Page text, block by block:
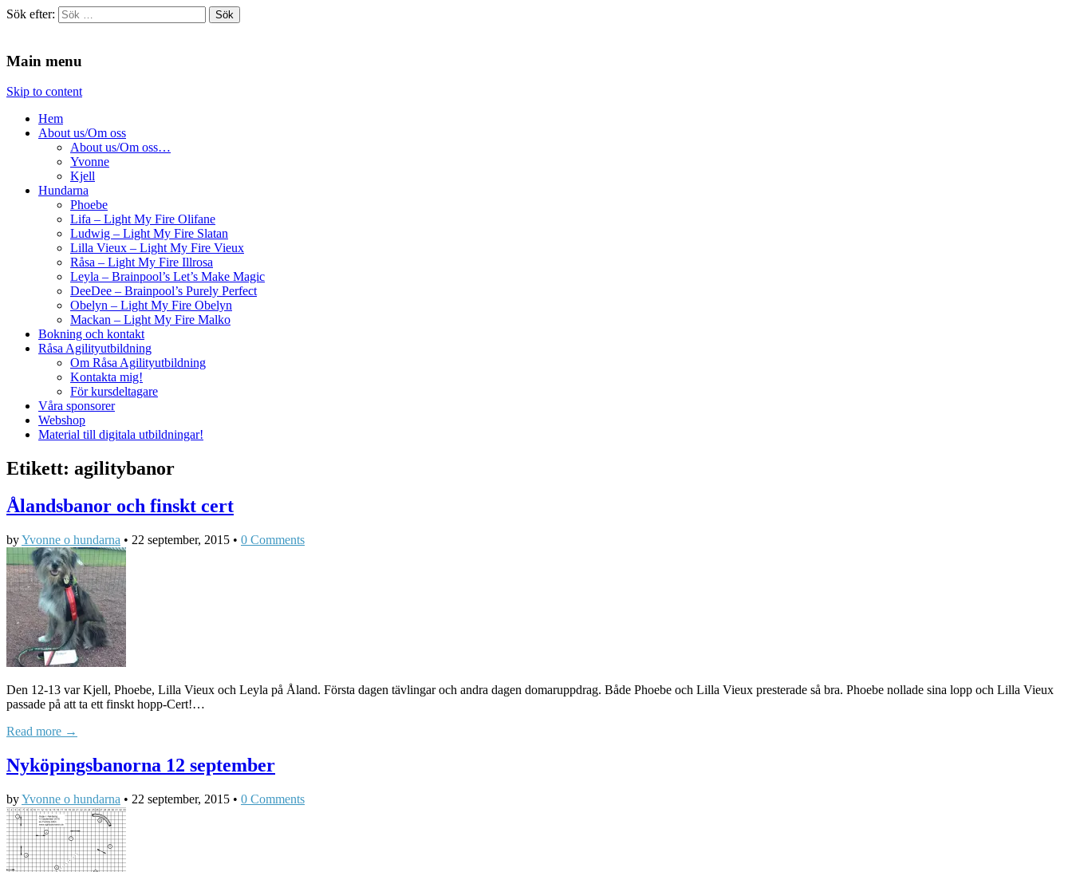
Sök efter:
Main menu
Skip to content
Hem
About us/Om oss
About us/Om oss…
Yvonne
Kjell
Hundarna
Phoebe
Lifa – Light My Fire Olifane
Ludwig – Light My Fire Slatan
Lilla Vieux – Light My Fire Vieux
Råsa – Light My Fire Illrosa
Leyla – Brainpool’s Let’s Make Magic
DeeDee – Brainpool’s Purely Perfect
Obelyn – Light My Fire Obelyn
Mackan – Light My Fire Malko
Bokning och kontakt
Råsa Agilityutbildning
Om Råsa Agilityutbildning
Kontakta mig!
För kursdeltagare
Våra sponsorer
Webshop
Material till digitala utbildningar!
Etikett: agilitybanor
Ålandsbanor och finskt cert
byYvonne o hundarna • 22 september, 2015 • 0 Comments
Den 12-13 var Kjell, Phoebe, Lilla Vieux och Leyla på Åland. Första dagen tävlingar och andra dagen domaruppdrag. Både Phoebe och Lilla Vieux presterade så bra. Phoebe nollade sina lopp och Lilla Vieux
passade på att ta ett finskt hopp-Cert!…
Read more →
Nyköpingsbanorna 12 september
byYvonne o hundarna • 22 september, 2015 • 0 Comments